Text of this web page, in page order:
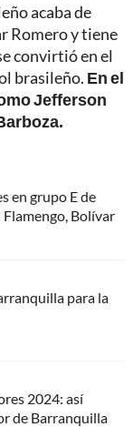
acaba de
Romero y tiene
convirtió en el
brasileño. En el
Jefferson
en grupo E de
Bolívar
para la
2024: así
de Barranquilla